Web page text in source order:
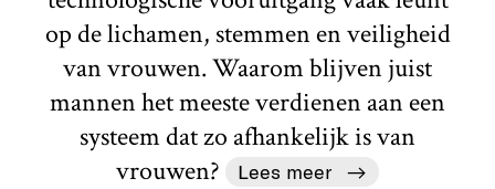
op de lichamen, stemmen en veiligheid
van vrouwen. Waarom blijven juist
mannen het meeste verdienen aan een
systeem dat zo afhankelijk is van
vrouwen?
Lees meer